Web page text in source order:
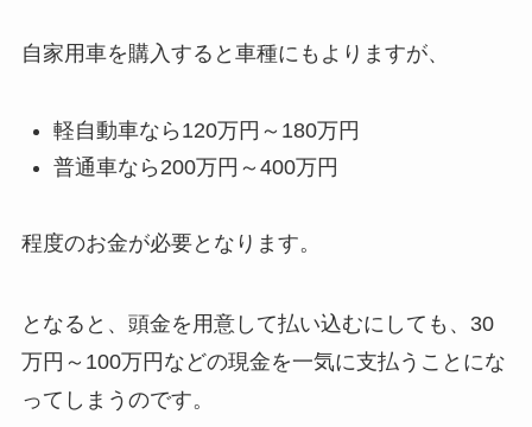
自家用車を購入すると車種にもよりますが、
軽自動車なら120万円～180万円
普通車なら200万円～400万円
程度のお金が必要となります。
となると、頭金を用意して払い込むにしても、30
万円～100万円などの現金を一気に支払うことにな
ってしまうのです。